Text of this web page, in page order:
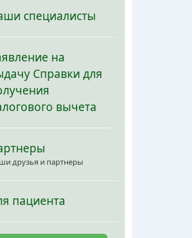
специалисты
на
Справки для
вычета
друзья и партнеры
пациента